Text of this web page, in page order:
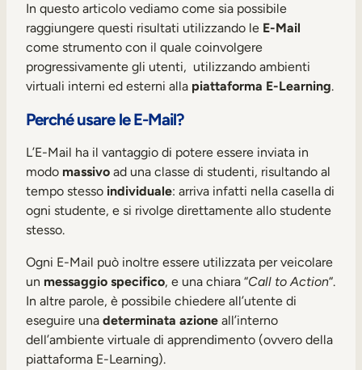
Skills Intelligence
Pianificazione delle competenze
In questo articolo vediamo come sia possibile
raggiungere questi risultati utilizzando le E-Mail
come strumento con il quale coinvolgere
progressivamente gli utenti, utilizzando ambienti
virtuali interni ed esterni alla piattaforma E-Learning.
Perché usare le E-Mail?
L’E-Mail ha il vantaggio di potere essere inviata in
modo massivo ad una classe di studenti, risultando al
tempo stesso individuale: arriva infatti nella casella di
ogni studente, e si rivolge direttamente allo studente
stesso.
Ogni E-Mail può inoltre essere utilizzata per veicolare
un messaggio specifico, e una chiara “Call to Action“.
In altre parole, è possibile chiedere all’utente di
eseguire una determinata azione all’interno
dell’ambiente virtuale di apprendimento (ovvero della
piattaforma E-Learning).